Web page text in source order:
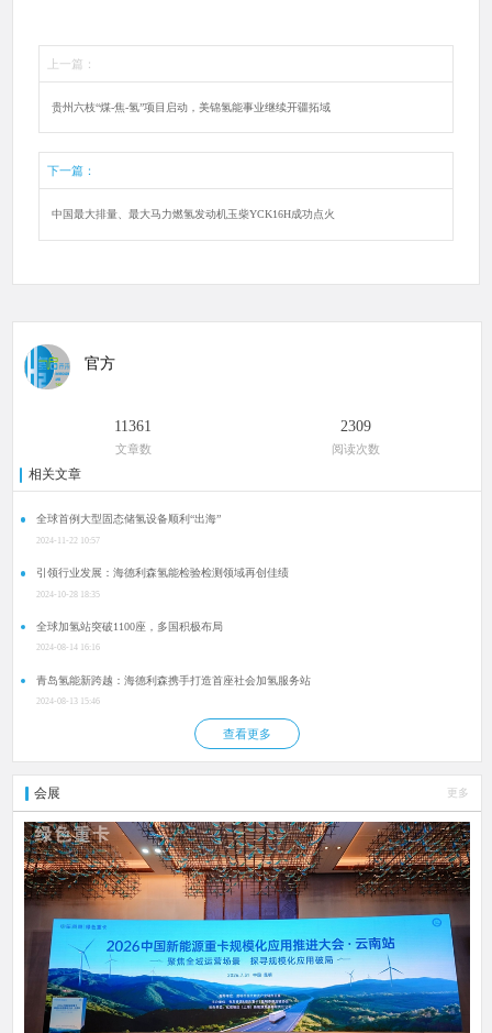
上一篇：
贵州六枝“煤-焦-氢”项目启动，美锦氢能事业继续开疆拓域
下一篇：
中国最大排量、最大马力燃氢发动机玉柴YCK16H成功点火
官方
11361
文章数
2309
阅读次数
相关文章
全球首例大型固态储氢设备顺利“出海”
2024-11-22 10:57
引领行业发展：海德利森氢能检验检测领域再创佳绩
2024-10-28 18:35
全球加氢站突破1100座，多国积极布局
2024-08-14 16:16
青岛氢能新跨越：海德利森携手打造首座社会加氢服务站
2024-08-13 15:46
查看更多
会展 更多